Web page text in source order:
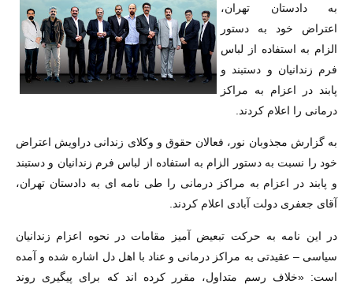
به دادستان تهران،
اعتراض خود به دستور
الزام به استفاده از لباس
فرم زندانیان و دستبند و
پابند در اعزام به مراکز
درمانی را اعلام کردند.
به گزارش مجذوبان نور، فعالان حقوق و وکلای زندانی دراویش اعتراض
خود را نسبت به دستور الزام به استفاده از لباس فرم زندانیان و دستبند
و پابند در اعزام به مراکز درمانی را طی نامه ای به دادستان تهران،
آقای جعفری دولت آبادی اعلام کردند.
در این نامه به حرکت تبعیض آمیز مقامات در نحوه اعزام زندانیان
سیاسی – عقیدتی به مراکز درمانی و عناد با اهل دل اشاره شده و آمده
است: «خلاف رسم متداول، مقرر کرده اند که برای پیگیری روند